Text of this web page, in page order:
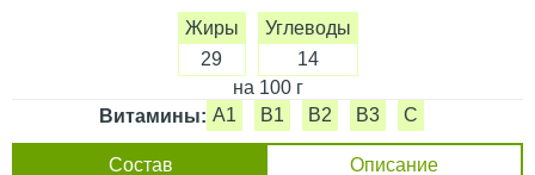
Жиры
29
Углеводы
14
на 100 г
Витамины: A1 B1 B2 B3 C
Состав Описание